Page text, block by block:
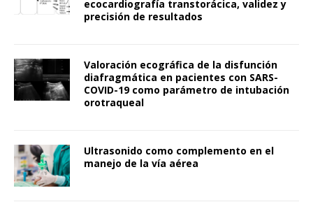
ecocardiografía transtorácica, validez y
precisión de resultados
Valoración ecográfica de la disfunción
diafragmática en pacientes con SARS-
COVID-19 como parámetro de intubación
orotraqueal
Ultrasonido como complemento en el
manejo de la vía aérea